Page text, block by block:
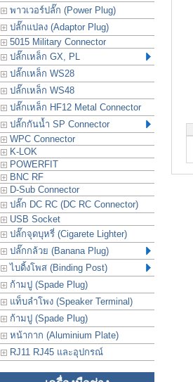
พาวเวอร์ปลั๊ก (Power Plug)
ปลั๊กแปลง (Adaptor Plug)
5015 Military Connector
ปลั๊กเหล็ก GX, PL
ปลั๊กเหล็ก WS28
ปลั๊กเหล็ก WS48
ปลั๊กเหล็ก HF12 Metal Connector
ปลั๊กกันน้ำ SP Connector
WPC Connector
K-LOK
POWERFIT
BNC RF
D-Sub Connector
ปลั๊ก DC RC (DC RC Connector)
USB Socket
ปลั๊กจุดบุหรี่ (Cigarete Lighter)
ปลั๊กกล้วย (Banana Plug)
ไบดิ้งโพส (Binding Post)
ก้ามปู (Spade Plug)
แท็บลำโพง (Speaker Terminal)
ก้ามปู (Spade Plug)
หน้ากาก (Aluminium Plate)
RJ11 RJ45 และอุปกรณ์